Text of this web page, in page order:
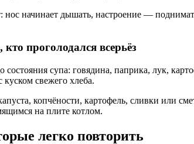
начинает дышать, настроение —
проголодался всерьёз
супа: говядина, паприка, лук,
свежего хлеба.
копчёности, картофель, сливки или
на плите котлом.
легко повторить